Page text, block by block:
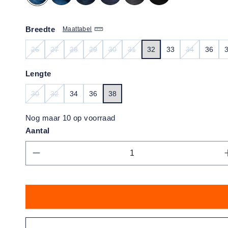
Maattabel
Breedte
26
(DEZE OPTIE IS MOMENTEEL NIET BESCHIKBAAR.)
27
(DEZE OPTIE IS MOMENTEEL NIET BESCHIKBAAR.)
28
(DEZE OPTIE IS MOMENTEEL NIET BESCHIKBAAR.)
29
(DEZE OPTIE IS MOMENTEEL NIET
30
(DEZE OPTIE IS MOMENTEEL NIET
31
(DEZE OPTIE IS MOMENTEEL
32 33 34
(DEZE
36
Lengte
30
(DEZE OPTIE IS MOMENTEEL NIET BESCHIKBAAR.)
32 34 36 38
Nog maar 10 op voorraad
Aantal
Producthoeveelheid: Voer de